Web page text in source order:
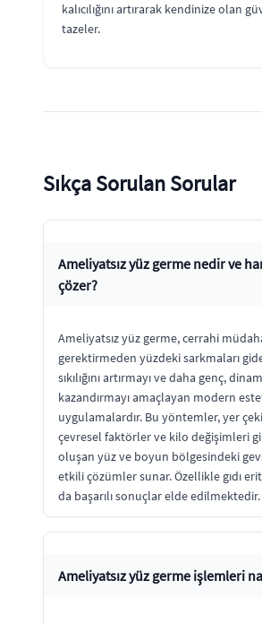
kalıcılığını artırarak kendinize olan
tazeler.
Sıkça Sorulan Sorular
Ameliyatsız yüz germe nedir ve
çözer?
Ameliyatsız yüz germe, cerrahi
gerektirmeden yüzdeki sarkmaları
sıkılığını artırmayı ve daha genç,
kazandırmayı amaçlayan modern
uygulamalardır. Bu yöntemler, yer
çevresel faktörler ve kilo değişimleri
oluşan yüz ve boyun bölgesindeki
etkili çözümler sunar. Özellikle gıdı
da başarılı sonuçlar elde edilmektedir.
Ameliyatsız yüz germe işlemleri